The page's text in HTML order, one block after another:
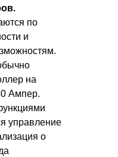
по
и
на
Ампер.
управление
о